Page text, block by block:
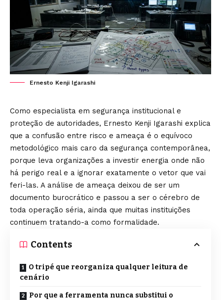
Ernesto Kenji Igarashi
Como especialista em segurança institucional e
proteção de autoridades, Ernesto Kenji Igarashi explica
que a confusão entre risco e ameaça é o equívoco
metodológico mais caro da segurança contemporânea,
porque leva organizações a investir energia onde não
há perigo real e a ignorar exatamente o vetor que vai
feri-las. A análise de ameaça deixou de ser um
documento burocrático e passou a ser o cérebro de
toda operação séria, ainda que muitas instituições
continuem tratando-a como formalidade.
Contents
O tripé que reorganiza qualquer leitura de
cenário
Por que a ferramenta nunca substitui o